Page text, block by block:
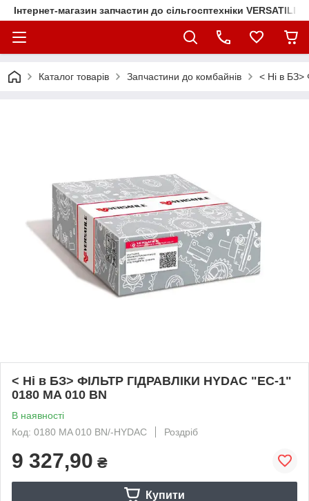
Інтернет-магазин запчастин до сільгосптехніки VERSATILE
Каталог товарів Запчастини до комбайнів < Ні в БЗ>
< Ні в БЗ> ФІЛЬТР ГІДРАВЛІКИ HYDAC "ЕС-1"
0180 MA 010 BN
В наявності
Код: 0180 MA 010 BN/-HYDAC
Роздріб
9 327,90 ₴
Купити